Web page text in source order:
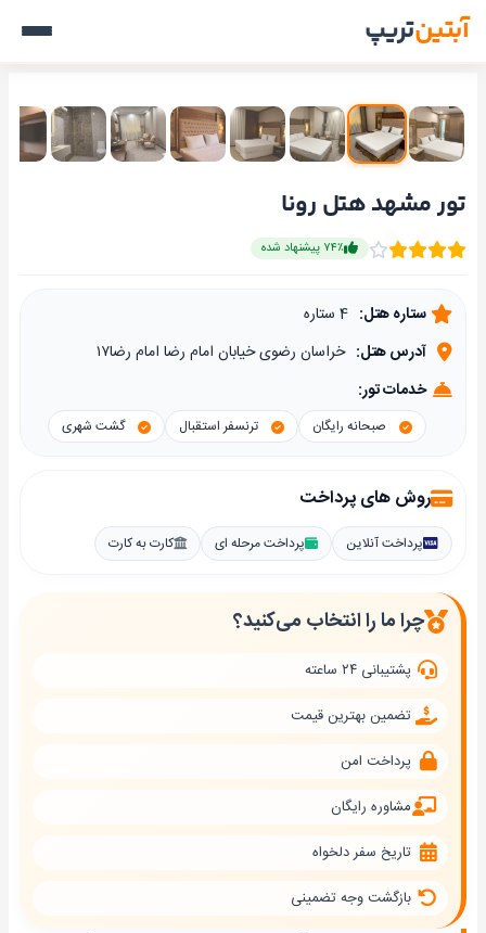
آبتینتریپ
تور مشهد هتل رونا
۷۴٪ پیشنهاد شده
ستاره هتل:
آدرس هتل: خراسان رضوی خیابان امام رضا امام رضا۱۷
خدمات تور:
صبحانه رایگان ترنسفر استقبال گشت شهری
روش های پرداخت
پرداخت آنلاین پرداخت مرحله ای کارت به کارت
چرا ما را انتخاب می‌کنید؟
پشتیبانی ۲۴ ساعته
تضمین بهترین قیمت
پرداخت امن
مشاوره رایگان
تاریخ سفر دلخواه
بازگشت وجه تضمینی